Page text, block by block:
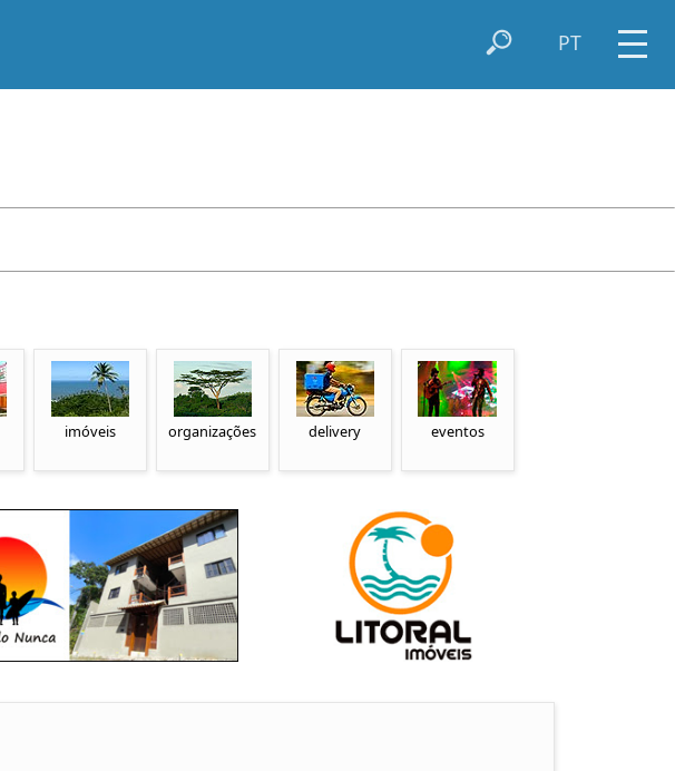
PT
imóveis organizações delivery eventos